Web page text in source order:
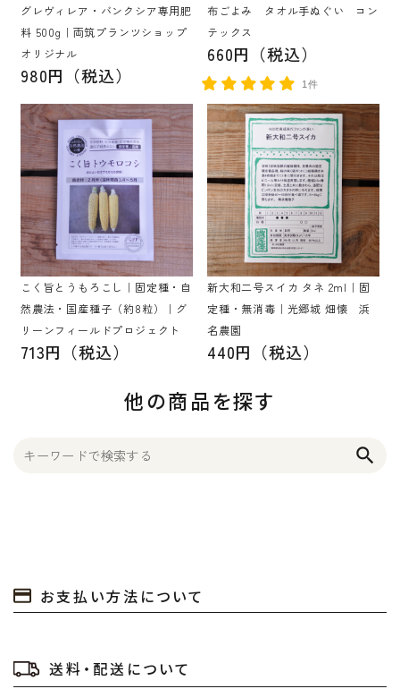
グレヴィレア・バンクシア専用肥
料 500g｜両筑プランツショップ
オリジナル
980円（税込）
布ごよみ タオル手ぬぐい コン
テックス
660円（税込）
1件
こく旨とうもろこし｜固定種・自
然農法・国産種子（約8粒）｜グ
リーンフィールドプロジェクト
713円（税込）
新大和二号スイカ タネ 2ml｜固
定種・無消毒｜光郷城 畑懐 浜
名農園
440円（税込）
他の商品を探す
search
お支払い方法について
送料・配送について